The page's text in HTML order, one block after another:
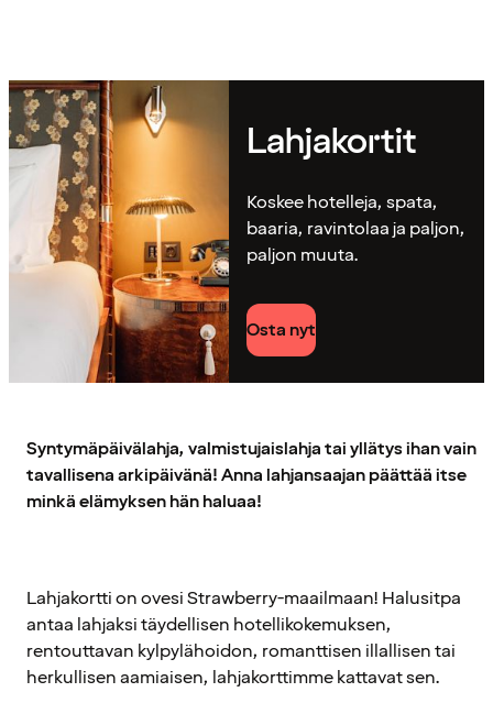
Lahjakortit
Koskee hotelleja, spata,
baaria, ravintolaa ja paljon,
paljon muuta.
Osta nyt
Syntymäpäivälahja, valmistujaislahja tai yllätys ihan vain
tavallisena arkipäivänä! Anna lahjansaajan päättää itse
minkä elämyksen hän haluaa!
Lahjakortti on ovesi Strawberry-maailmaan! Halusitpa
antaa lahjaksi täydellisen hotellikokemuksen,
rentouttavan kylpylähoidon, romanttisen illallisen tai
herkullisen aamiaisen, lahjakorttimme kattavat sen.